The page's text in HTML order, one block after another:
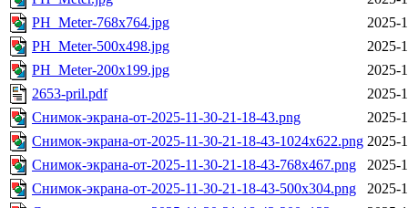
PH_Meter-768x764.jpg
2025-
PH_Meter-500x498.jpg
2025-
PH_Meter-200x199.jpg
2025-
2653-pril.pdf
2025-
Снимок-экрана-от-2025-11-30-21-18-43.png
2025-
Снимок-экрана-от-2025-11-30-21-18-43-1024x622.png 2025-
Снимок-экрана-от-2025-11-30-21-18-43-768x467.png
2025-
Снимок-экрана-от-2025-11-30-21-18-43-500x304.png
2025-